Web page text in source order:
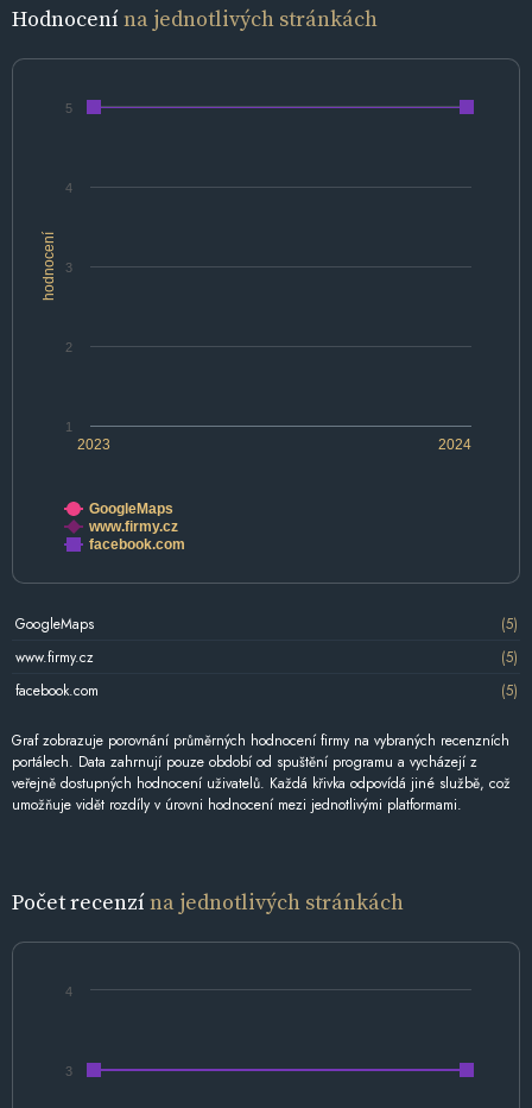
Hodnocenína jednotlivých stránkách
hodnocení
2023 2024
1
2
3
4
5
GoogleMaps
www.firmy.cz
facebook.com
GoogleMaps
(5)
www.firmy.cz
(5)
facebook.com
(5)
Graf zobrazuje porovnání průměrných hodnocení firmy na vybraných recenzních
portálech. Data zahrnují pouze období od spuštění programu a vycházejí z
veřejně dostupných hodnocení uživatelů. Každá křivka odpovídá jiné službě, což
umožňuje vidět rozdíly v úrovni hodnocení mezi jednotlivými platformami.
Počet recenzína jednotlivých stránkách
3
4